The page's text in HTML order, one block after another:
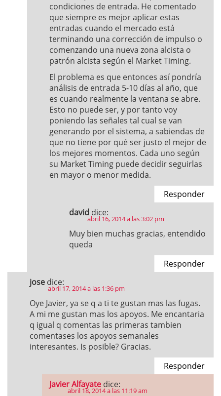
condiciones de entrada. He comentado
que siempre es mejor aplicar estas
entradas cuando el mercado está
terminando una corrección de impulso o
comenzando una nueva zona alcista o
patrón alcista según el Market Timing.
El problema es que entonces así pondría
análisis de entrada 5-10 días al año, que
es cuando realmente la ventana se abre.
Esto no puede ser, y por tanto voy
poniendo las señales tal cual se van
generando por el sistema, a sabiendas de
que no tiene por qué ser justo el mejor de
los mejores momentos. Cada uno según
su Market Timing puede decidir seguirlas
en mayor o menor medida.
Responder
david dice:
abril 16, 2014 a las 3:02 pm
Muy bien muchas gracias, entendido
queda
Responder
jose dice:
abril 17, 2014 a las 1:36 pm
Oye Javier, ya se q a ti te gustan mas las fugas.
A mi me gustan mas los apoyos. Me encantaria
q igual q comentas las primeras tambien
comentases los apoyos semanales
interesantes. Is posible? Gracias.
Responder
Javier Alfayate dice:
abril 18, 2014 a las 11:19 am